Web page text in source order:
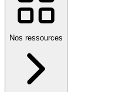
Nos ressources